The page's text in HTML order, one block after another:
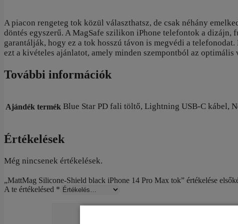
A piacon rengeteg tok közül választhatsz, de csak néhány
döntés egyszerű. A MagSafe szilikon iPhone telefontok a
garantálják, hogy ez a tok hosszú távon is megvédi a
ezt a kivételes ajánlatot, amely minden szempontból az optimális
További információk
Ajándék termék Blue Star PD fali töltő, Lightning USB-C kábel,
Értékelések
Még nincsenek értékelések.
„MattMag Silicone-Shield black iPhone 14 Pro Max tok” értékelése
A te értékelésed *